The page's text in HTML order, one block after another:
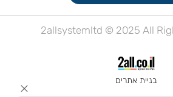
2allsystemltd © 2025 All
בניית אתרים